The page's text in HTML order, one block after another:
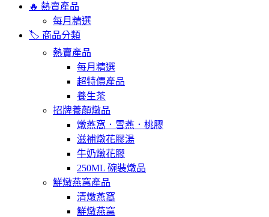
🔥 熱賣產品
每月精選
🏷️ 商品分類
熱賣產品
每月精選
超特價產品
養生茶
招牌養顏燉品
燉燕窩．雪燕．桃膠
滋補燉花膠湯
牛奶燉花膠
250ML 碗裝燉品
鮮燉燕窩產品
清燉燕窩
鮮燉燕窩